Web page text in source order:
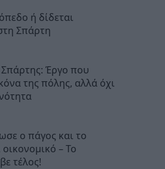
ή δίδεται
Σπάρτη
Έργο που
της πόλης, αλλά όχι
ο πάγος και το
οικονομικό – Το
τέλος!